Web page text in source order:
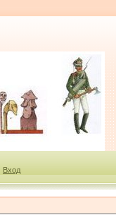
Вход